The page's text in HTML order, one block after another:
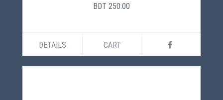
BDT 250.00
DETAILS CART